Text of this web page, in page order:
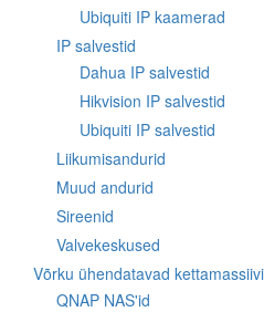
Ubiquiti IP kaamerad
IP salvestid
Dahua IP salvestid
Hikvision IP salvestid
Ubiquiti IP salvestid
Liikumisandurid
Muud andurid
Sireenid
Valvekeskused
Võrku ühendatavad
QNAP NAS'id